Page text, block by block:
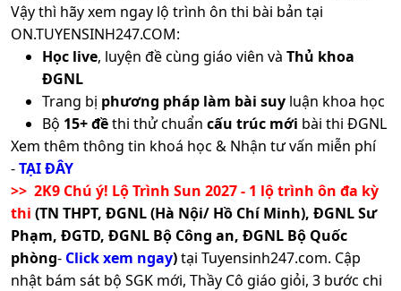
Vậy thì hãy xem ngay lộ trình ôn thi bài bản tại
ON.TUYENSINH247.COM:
Học live, luyện đề cùng giáo viên và Thủ khoa
ĐGNL
Trang bị phương pháp làm bài suy luận khoa học
Bộ 15+ đềthi thử chuẩn cấu trúc mới bài thi ĐGNL
Xem thêm thông tin khoá học & Nhận tư vấn miễn phí
-TẠI ĐÂY
>> 2K9 Chú ý! Lộ Trình Sun 2027 - 1 lộ trình ôn đa kỳ
thi (TN THPT, ĐGNL (Hà Nội/ Hồ Chí Minh), ĐGNL Sư
Phạm, ĐGTD, ĐGNL Bộ Công an, ĐGNL Bộ Quốc
phòng- Click xem ngay)tại Tuyensinh247.com. Cập
nhật bám sát bộ SGK mới, Thầy Cô giáo giỏi, 3 bước chi